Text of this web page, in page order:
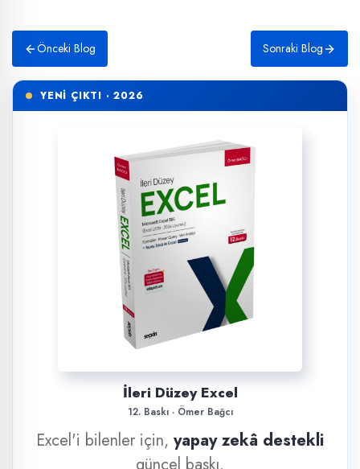
Önceki Blog Sonraki Blog
YENİ ÇIKTI · 2026
İleri Düzey Excel
12. Baskı · Ömer Bağcı
Excel'i bilenler için, yapay zekâ destekli